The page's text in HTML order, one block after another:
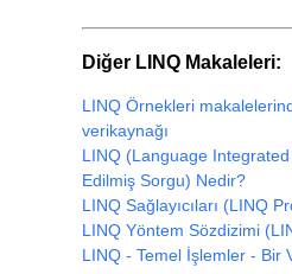
Diğer LINQ Makaleleri:
LINQ Örnekleri
verikaynağı
LINQ (Language
Edilmiş Sorgu) Nedir?
LINQ Sağlayıcıları (LINQ
LINQ Yöntem Sözdizimi
LINQ - Temel İşlemler - Bir